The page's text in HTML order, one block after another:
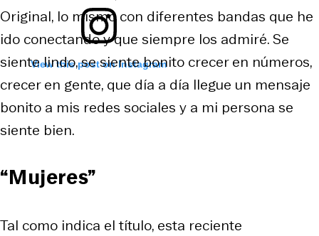
View this post on Instagram
Original, lo mismo con diferentes bandas que he
ido conectando y que siempre los admiré. Se
siente lindo, se siente bonito crecer en números,
crecer en gente, que día a día llegue un mensaje
bonito a mis redes sociales y a mi persona se
siente bien.
“Mujeres”
Tal como indica el título, esta reciente